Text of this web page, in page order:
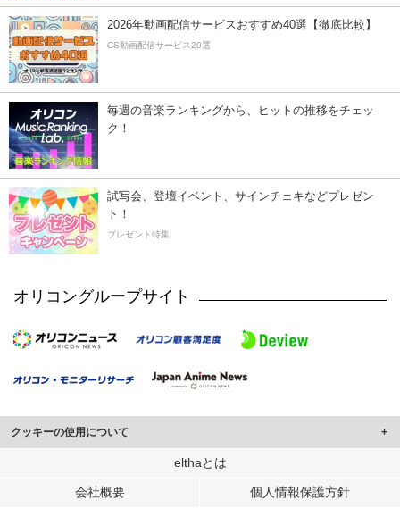
2026年動画配信サービスおすすめ40選【徹底比較】
CS動画配信サービス20選
毎週の音楽ランキングから、ヒットの推移をチェッ
ク！
試写会、登壇イベント、サインチェキなどプレゼン
ト！
プレゼント特集
オリコングループサイト
クッキーの使用について
このサイトでは Cookie を使用して、ユーザーに合わせたコンテンツや広告の
行っています。
elthaとは
会社概要 個人情報保護方針